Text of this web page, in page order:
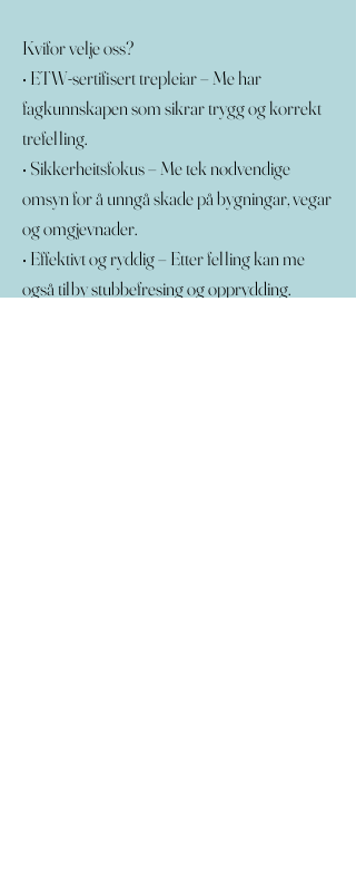
Kvifor velje oss?
• ETW-sertifisert trepleiar – Me har
fagkunnskapen som sikrar trygg og korrekt
trefelling.
• Sikkerheitsfokus – Me tek nødvendige
omsyn for å unngå skade på bygningar, vegar
og omgjevnader.
• Effektivt og ryddig – Etter felling kan me
også tilby stubbefresing og opprydding.